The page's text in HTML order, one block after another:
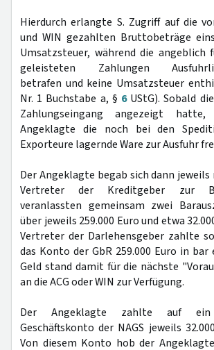
Hierdurch erlangte S. Zugriff auf die
und WIN gezahlten Bruttobeträge
Umsatzsteuer, während die angeblich
geleisteten Zahlungen
betrafen und keine Umsatzsteuer
Nr. 1 Buchstabe a, § 6UStG). Sobald
Zahlungseingang angezeigt
Angeklagte die noch bei den
Exporteure lagernde Ware zur Ausfuhr
Der Angeklagte begab sich dann
Vertreter der Kreditgeber zur
veranlassten gemeinsam zwei
über jeweils 259.000 Euro und etwa
Vertreter der Darlehensgeber zahlte
das Konto der GbR 259.000 Euro in bar
Geld stand damit für die nächste
an die ACG oder WIN zur Verfügung.
Der Angeklagte zahlte auf ein
Geschäftskonto der NAGS jeweils
Von diesem Konto hob der